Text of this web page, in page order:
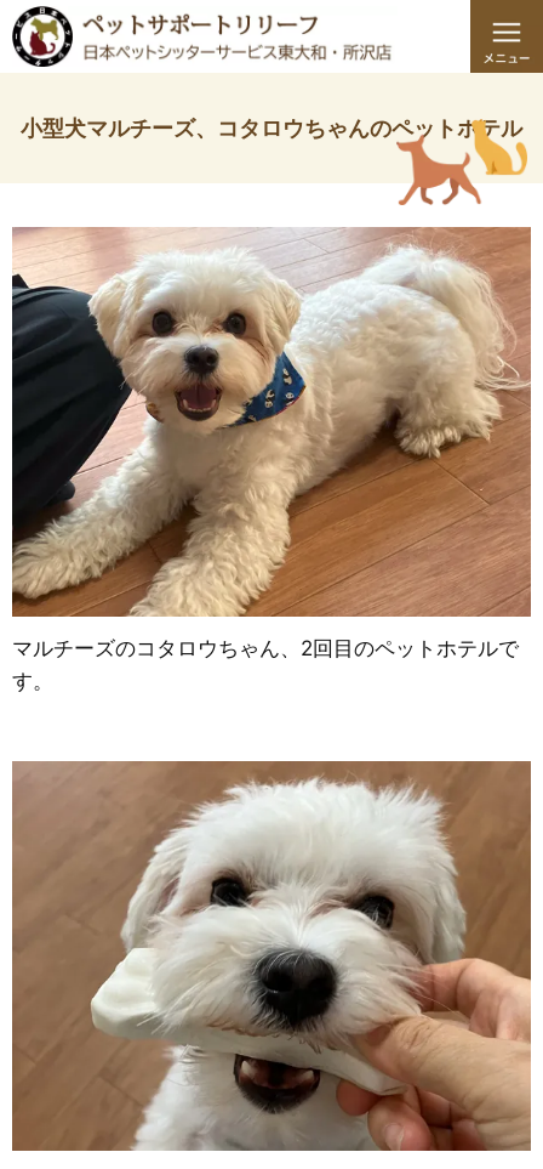
小型犬マルチーズ、コタロウちゃんのペットホテル
マルチーズのコタロウちゃん、2回目のペットホテルで
す。